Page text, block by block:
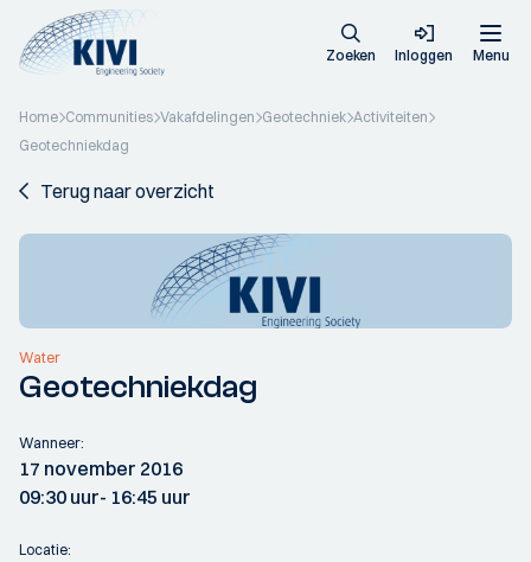
Zoeken Inloggen Menu
Home Communities Vakafdelingen Geotechniek Activiteiten
Geotechniekdag
Terug naar overzicht
Water
Geotechniekdag
Wanneer:
17 november 2016
09:30 uur- 16:45 uur
Locatie: